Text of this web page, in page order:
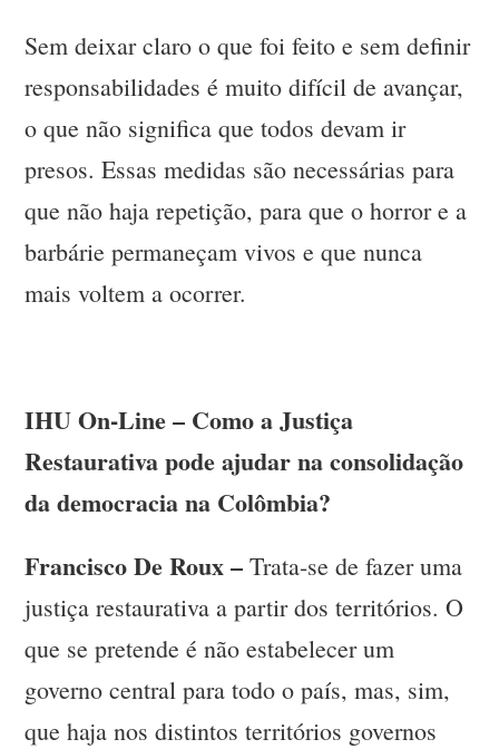
Sem deixar claro o que foi feito e sem definir
responsabilidades é muito difícil de avançar,
o que não significa que todos devam ir
presos. Essas medidas são necessárias para
que não haja repetição, para que o horror e a
barbárie permaneçam vivos e que nunca
mais voltem a ocorrer.
IHU On-Line – Como a Justiça
Restaurativa pode ajudar na consolidação
da democracia na Colômbia?
Francisco De Roux – Trata-se de fazer uma
justiça restaurativa a partir dos territórios. O
que se pretende é não estabelecer um
governo central para todo o país, mas, sim,
que haja nos distintos territórios governos